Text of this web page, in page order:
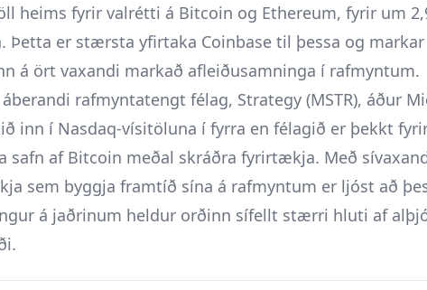
heims fyrir valrétti á Bitcoin og Ethereum, fyrir um
Þetta er stærsta yfirtaka Coinbase til þessa og
á ört vaxandi markað afleiðusamninga í rafmyntum.
rafmyntatengt félag, Strategy (MSTR), áður
inn í Nasdaq-vísitöluna í fyrra en félagið er þekkt
safn af Bitcoin meðal skráðra fyrirtækja. Með
sem byggja framtíð sína á rafmyntum er ljóst að
á jaðrinum heldur orðinn sífellt stærri hluti af